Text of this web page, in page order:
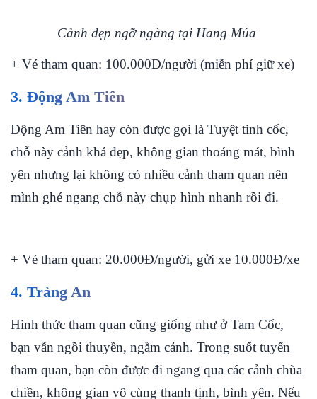
Cảnh đẹp ngỡ ngàng tại Hang Múa
+ Vé tham quan: 100.000Đ/người (miễn phí giữ xe)
3. Động Am Tiên
Động Am Tiên hay còn được gọi là Tuyệt tình cốc,
chỗ này cảnh khá đẹp, không gian thoáng mát, bình
yên nhưng lại không có nhiều cảnh tham quan nên
mình ghé ngang chỗ này chụp hình nhanh rồi đi.
+ Vé tham quan: 20.000Đ/người, gửi xe 10.000Đ/xe
4. Tràng An
Hình thức tham quan cũng giống như ở Tam Cốc,
bạn vẫn ngồi thuyền, ngắm cảnh. Trong suốt tuyến
tham quan, bạn còn được đi ngang qua các cảnh chùa
chiền, không gian vô cùng thanh tịnh, bình yên. Nếu